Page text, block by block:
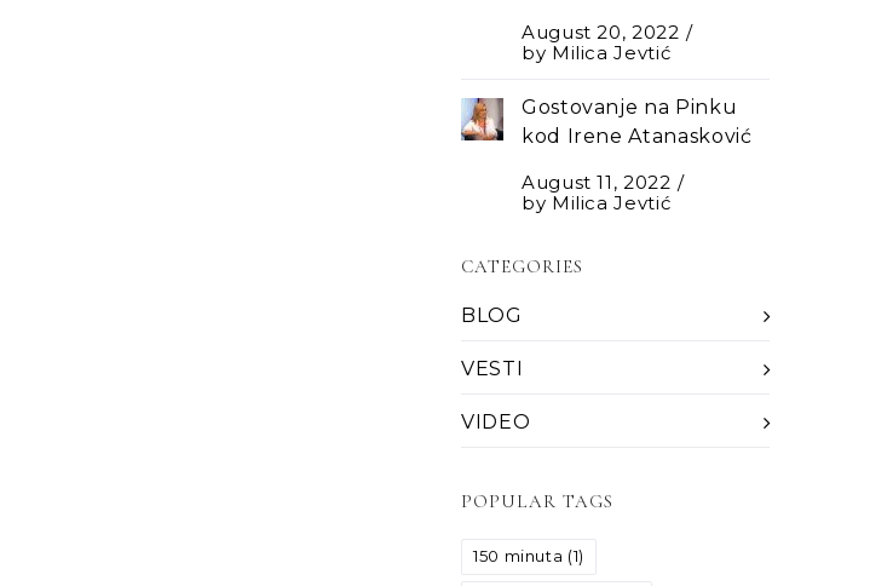
August 20, 2022
by Milica Jevtić
Gostovanje na Pinku
kod Irene Atanasković
August 11, 2022
by Milica Jevtić
CATEGORIES
BLOG
VESTI
VIDEO
POPULAR TAGS
150 minuta (1)